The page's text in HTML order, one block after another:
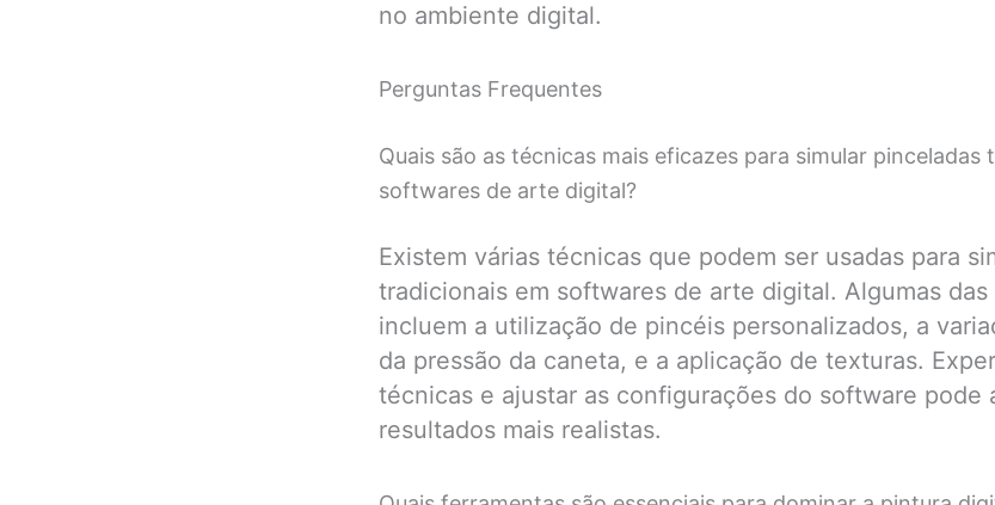
no ambiente digital.
Perguntas Frequentes
Quais são as técnicas mais eficazes para simular pinceladas
softwares de arte digital?
Existem várias técnicas que podem ser usadas para
tradicionais em softwares de arte digital. Algumas das
incluem a utilização de pincéis personalizados, a
da pressão da caneta, e a aplicação de texturas.
técnicas e ajustar as configurações do software pode
resultados mais realistas.